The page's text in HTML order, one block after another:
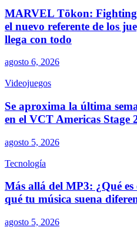
MARVEL Tōkon: Fighting
el nuevo referente de los
llega con todo
agosto 6, 2026
Videojuegos
Se aproxima la última
en el VCT Americas Stage
agosto 5, 2026
Tecnología
Más allá del MP3: ¿Qué
qué tu música suena
agosto 5, 2026